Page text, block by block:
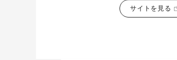
サイトを見る